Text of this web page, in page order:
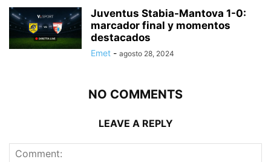
Juventus Stabia-Mantova 1-0:
marcador final y momentos
destacados
Emet - agosto 28, 2024
NO COMMENTS
LEAVE A REPLY